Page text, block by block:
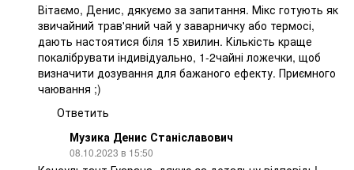
Вітаємо, Денис, дякуємо за запитання. Мікс готують як
звичайний трав'яний чай у заварничку або термосі,
дають настоятися біля 15 хвилин. Кількість краще
покалібрувати індивідуально, 1-2чайні ложечки, щоб
визначити дозування для бажаного ефекту. Приємного
чаювання ;)
Ответить
Музика Денис Станіславович
08.10.2023 в 15:50